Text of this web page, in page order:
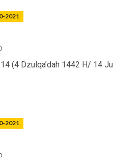
2021
(4 Dzulqa’dah 1442 H/ 14
2021